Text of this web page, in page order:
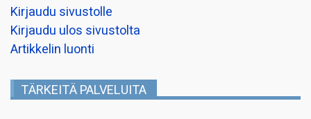
Kirjaudu sivustolle
Kirjaudu ulos sivustolta
Artikkelin luonti
TÄRKEITÄ PALVELUITA